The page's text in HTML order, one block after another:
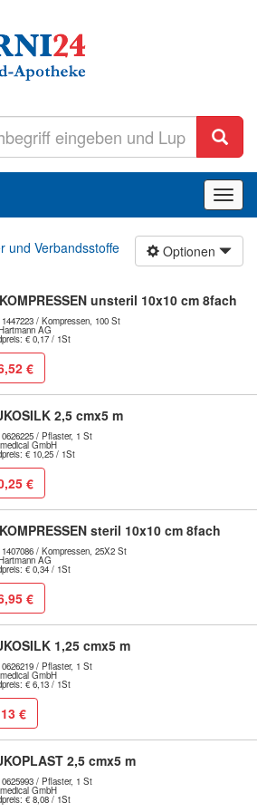
ein-/
Optionen
und Verbandsstoffe
unsteril 10x10 cm 8fach
/ Kompressen, 100 St
AG
€ 0,17 / 1St
€
2,5 cmx5 m
/ Pflaster, 1 St
GmbH
€ 10,25 / 1St
€
steril 10x10 cm 8fach
/ Kompressen, 25X2 St
AG
€ 0,34 / 1St
€
1,25 cmx5 m
/ Pflaster, 1 St
GmbH
€ 6,13 / 1St
€
2,5 cmx5 m
/ Pflaster, 1 St
GmbH
€ 8,08 / 1St